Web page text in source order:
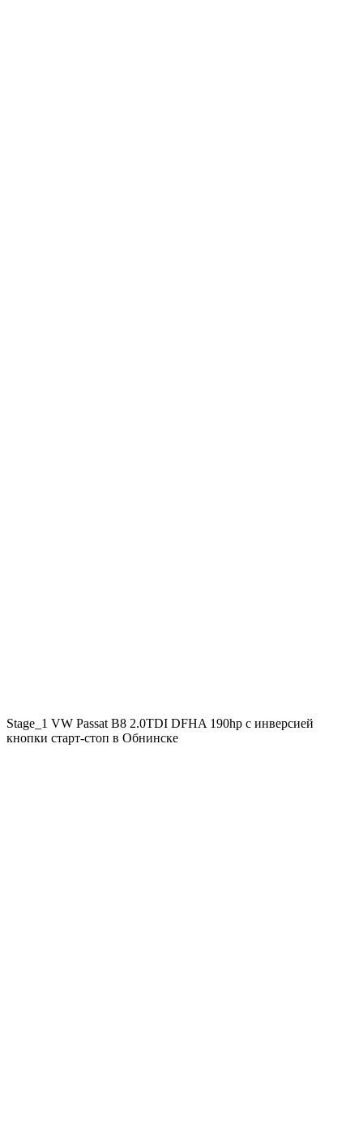
Stage_1 VW Passat B8 2.0TDI DFHA 190hp с инверсией
кнопки старт-стоп в Обнинске